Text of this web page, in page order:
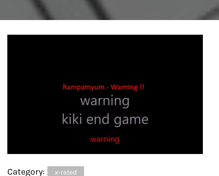
Category: x-rated